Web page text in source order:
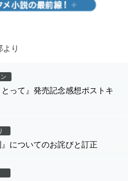
り
って』発売記念感想ポストキ
についてのお詫びと訂正